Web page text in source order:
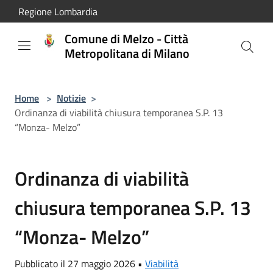
Salta al contenuto principale
Regione Lombardia
Comune di Melzo - Città
Metropolitana di Milano
Home > Notizie >
Ordinanza di viabilità chiusura temporanea S.P. 13
“Monza- Melzo”
Ordinanza di viabilità
chiusura temporanea S.P. 13
“Monza- Melzo”
Pubblicato il 27 maggio 2026 • Viabilità